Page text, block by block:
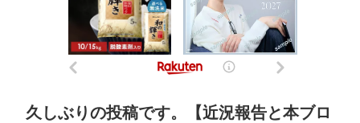
久しぶりの投稿です。【近況報告と本ブロ